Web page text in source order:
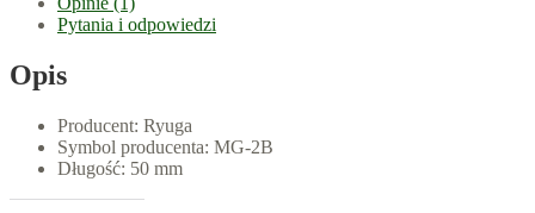
Pytania i odpowiedzi
Opis
Producent: Ryuga
Symbol producenta: MG-2B
Długość: 50 mm